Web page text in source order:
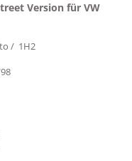
Version für VW
/ 1H2